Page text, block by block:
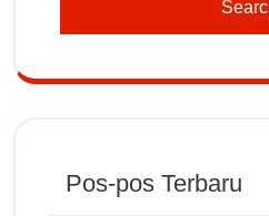
Pos-pos Terbaru